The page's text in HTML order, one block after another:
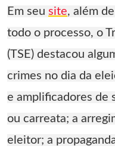
Em seu site, além
todo o processo, o
(TSE) destacou
crimes no dia da
e amplificadores de
ou carreata; a
eleitor; a